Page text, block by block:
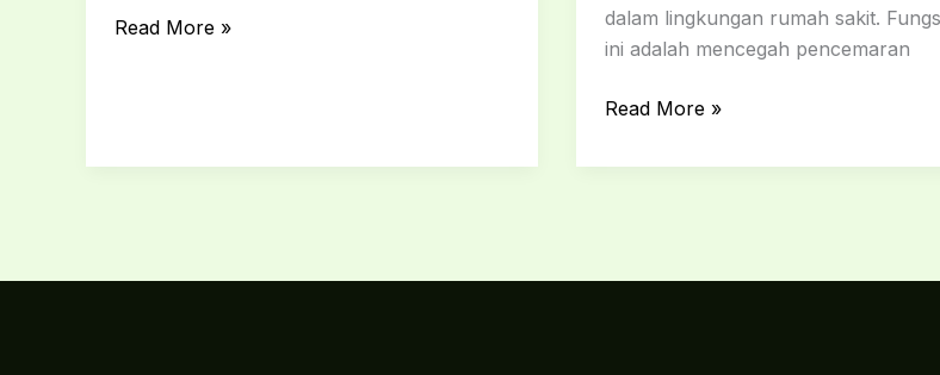
Read More »
dalam lingkungan rumah sakit.
ini adalah mencegah pencemaran
Read More »